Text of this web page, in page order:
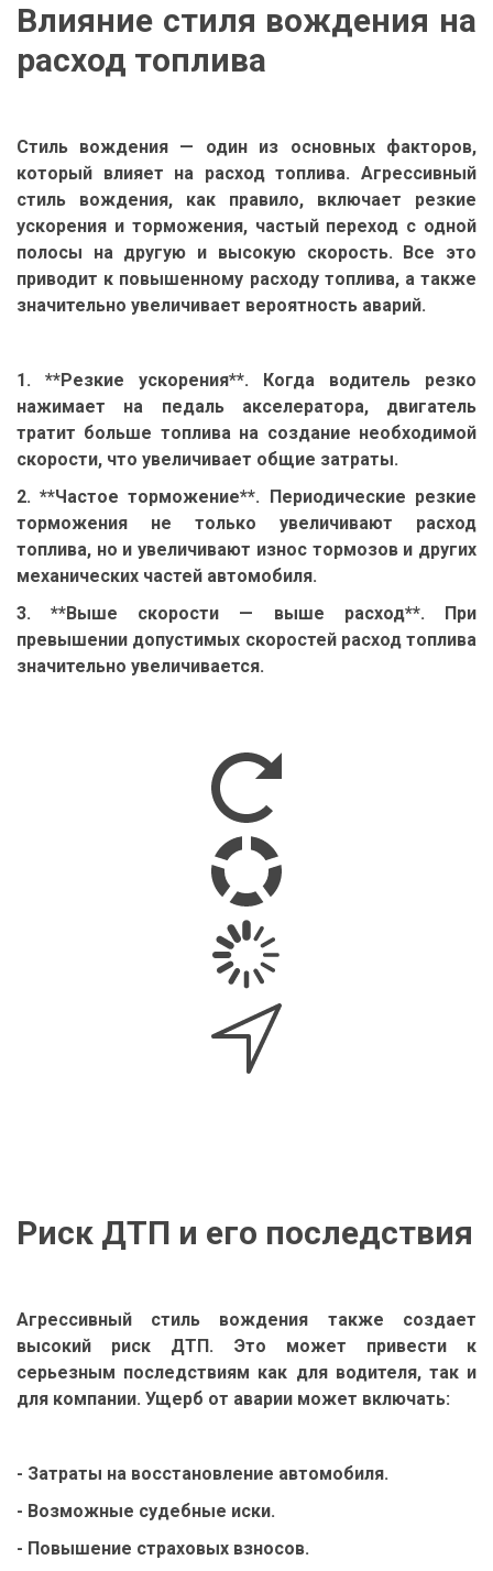
Влияние стиля вождения на
расход топлива
Стиль вождения — один из основных факторов,
который влияет на расход топлива. Агрессивный
стиль вождения, как правило, включает резкие
ускорения и торможения, частый переход с одной
полосы на другую и высокую скорость. Все это
приводит к повышенному расходу топлива, а также
значительно увеличивает вероятность аварий.
1. **Резкие ускорения**. Когда водитель резко
нажимает на педаль акселератора, двигатель
тратит больше топлива на создание необходимой
скорости, что увеличивает общие затраты.
2. **Частое торможение**. Периодические резкие
торможения не только увеличивают расход
топлива, но и увеличивают износ тормозов и других
механических частей автомобиля.
3. **Выше скорости — выше расход**. При
превышении допустимых скоростей расход топлива
значительно увеличивается.
Риск ДТП и его последствия
Агрессивный стиль вождения также создает
высокий риск ДТП. Это может привести к
серьезным последствиям как для водителя, так и
для компании. Ущерб от аварии может включать:
- Затраты на восстановление автомобиля.
- Возможные судебные иски.
- Повышение страховых взносов.